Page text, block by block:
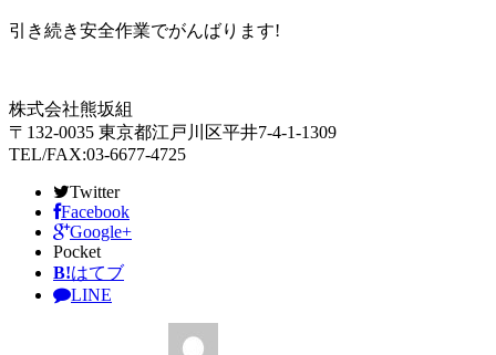
引き続き安全作業でがんばります!
株式会社熊坂組
〒132-0035 東京都江戸川区平井7-4-1-1309
TEL/FAX:03-6677-4725
Twitter
Facebook
Google+
Pocket
B!はてブ
LINE